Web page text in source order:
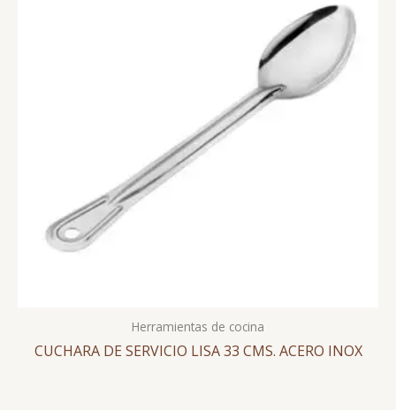
Herramientas de cocina
CUCHARA DE SERVICIO LISA 33 CMS. ACERO INOX